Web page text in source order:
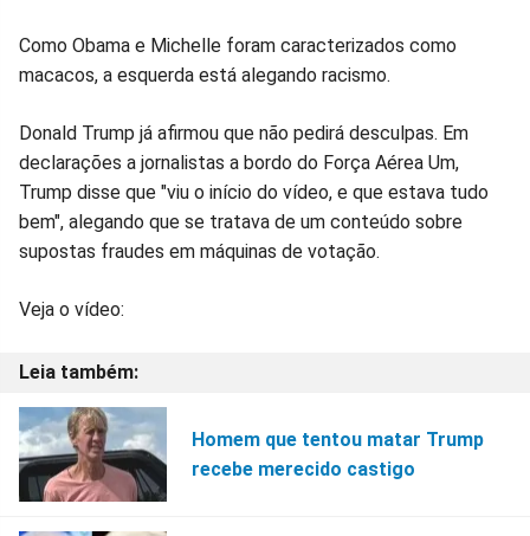
Como Obama e Michelle foram caracterizados como
macacos, a esquerda está alegando racismo.
Donald Trump já afirmou que não pedirá desculpas. Em
declarações a jornalistas a bordo do Força Aérea Um,
Trump disse que "viu o início do vídeo, e que estava tudo
bem", alegando que se tratava de um conteúdo sobre
supostas fraudes em máquinas de votação.
Veja o vídeo:
Homem que tentou matar Trump
recebe merecido castigo